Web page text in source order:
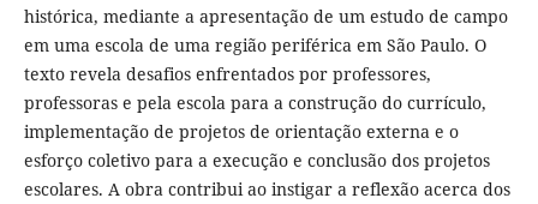
histórica, mediante a apresentação de um estudo de campo
em uma escola de uma região periférica em São Paulo. O
texto revela desafios enfrentados por professores,
professoras e pela escola para a construção do currículo,
implementação de projetos de orientação externa e o
esforço coletivo para a execução e conclusão dos projetos
escolares. A obra contribui ao instigar a reflexão acerca dos